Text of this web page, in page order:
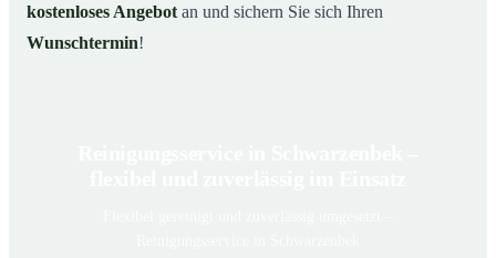
kostenloses Angebot an und sichern Sie sich Ihren
Wunschtermin!